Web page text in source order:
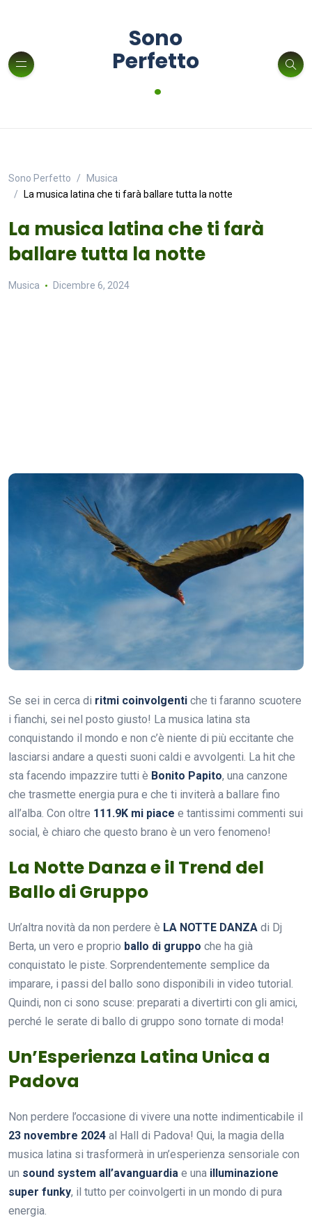
Sono
Perfetto
.
Sono Perfetto
Musica
La musica latina che ti farà ballare tutta la notte
La musica latina che ti farà
ballare tutta la notte
Musica Dicembre 6, 2024
Se sei in cerca di ritmi coinvolgenti che ti faranno scuotere
i fianchi, sei nel posto giusto! La musica latina sta
conquistando il mondo e non c’è niente di più eccitante che
lasciarsi andare a questi suoni caldi e avvolgenti. La hit che
sta facendo impazzire tutti è Bonito Papito, una canzone
che trasmette energia pura e che ti inviterà a ballare fino
all’alba. Con oltre 111.9K mi piace e tantissimi commenti sui
social, è chiaro che questo brano è un vero fenomeno!
La Notte Danza e il Trend del
Ballo di Gruppo
Un’altra novità da non perdere è LA NOTTE DANZA di Dj
Berta, un vero e proprio ballo di gruppo che ha già
conquistato le piste. Sorprendentemente semplice da
imparare, i passi del ballo sono disponibili in video tutorial.
Quindi, non ci sono scuse: preparati a divertirti con gli amici,
perché le serate di ballo di gruppo sono tornate di moda!
Un’Esperienza Latina Unica a
Padova
Non perdere l’occasione di vivere una notte indimenticabile il
23 novembre 2024 al Hall di Padova! Qui, la magia della
musica latina si trasformerà in un’esperienza sensoriale con
un sound system all’avanguardia e una illuminazione
super funky, il tutto per coinvolgerti in un mondo di pura
energia.